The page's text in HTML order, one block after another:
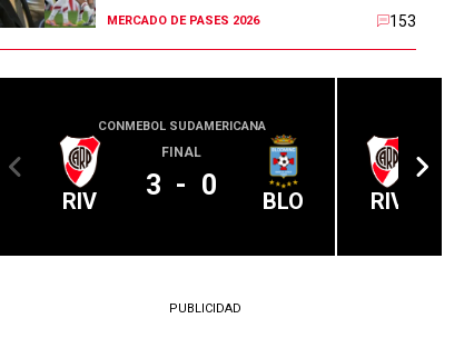
MERCADO DE PASES 2026 153
CONMEBOL SUDAMERICANA
RIV
FINAL
3 - 0 BLO RIV
PUBLICIDAD